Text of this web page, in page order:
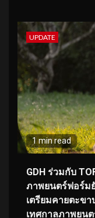
UPDATE
1 min read
GDH ร่วมกับ
ภาพยนตร์ฟอร์มยั
เตรียมคายตะข
เทศกาลภาพยน